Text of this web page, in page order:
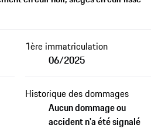
1ère immatriculation
06/2025
Historique des dommages
Aucun dommage ou
accident n'a été signalé